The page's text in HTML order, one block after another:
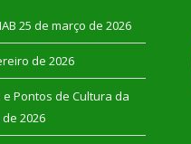
25 de março de 2026
de 2026
Pontos de Cultura da
2026